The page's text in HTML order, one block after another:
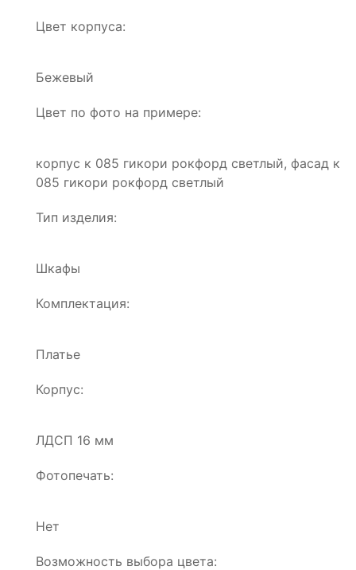
Цвет корпуса:
Бежевый
Цвет по фото на примере:
корпус к 085 гикори рокфорд светлый, фасад к
085 гикори рокфорд светлый
Тип изделия:
Шкафы
Комплектация:
Платье
Корпус:
ЛДСП 16 мм
Фотопечать:
Нет
Возможность выбора цвета: